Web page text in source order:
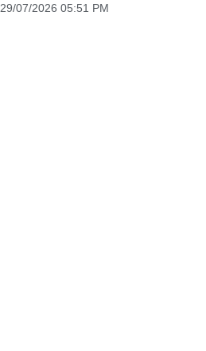
29/07/2026 05:51 PM